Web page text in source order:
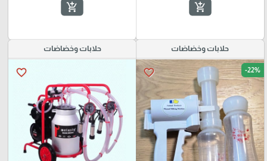
add_shopping_cart
add_shopping_cart
حلابات وخضاضات
favorite_border -22%
حلابات وخضاضات
favorite_border